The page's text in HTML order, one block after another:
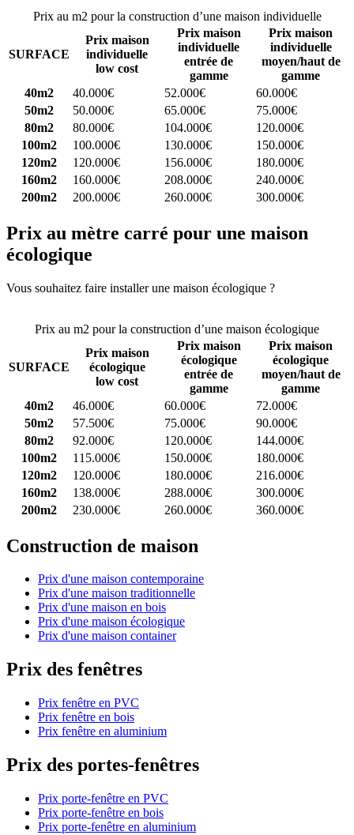
Prix au m2 pour la construction d’une maison individuelle
SURFACE
Prix maison
individuelle
low cost
Prix maison
individuelle
entrée de
gamme
Prix maison
individuelle
moyen/haut de
gamme
40m2
40.000€ 52.000€
60.000€
50m2
50.000€ 65.000€
75.000€
80m2
80.000€ 104.000€
120.000€
100m2
100.000€ 130.000€
150.000€
120m2
120.000€ 156.000€
180.000€
160m2
160.000€ 208.000€
240.000€
200m2
200.000€ 260.000€ 300.000€
Prix au mètre carré pour une maison
écologique
Vous souhaitez faire installer une maison écologique ?
Prix au m2 pour la construction d’une maison écologique
SURFACE
Prix maison
écologique
low cost
Prix maison
écologique
entrée de
gamme
Prix maison
écologique
moyen/haut de
gamme
40m2
46.000€ 60.000€
72.000€
50m2
57.500€ 75.000€
90.000€
80m2
92.000€ 120.000€
144.000€
100m2
115.000€ 150.000€
180.000€
120m2
120.000€ 180.000€
216.000€
160m2
138.000€ 288.000€
300.000€
200m2
230.000€ 260.000€ 360.000€
Construction de maison
Prix d'une maison contemporaine
Prix d'une maison traditionnelle
Prix d'une maison en bois
Prix d'une maison écologique
Prix d'une maison container
Prix des fenêtres
Prix fenêtre en PVC
Prix fenêtre en bois
Prix fenêtre en aluminium
Prix des portes-fenêtres
Prix porte-fenêtre en PVC
Prix porte-fenêtre en bois
Prix porte-fenêtre en aluminium